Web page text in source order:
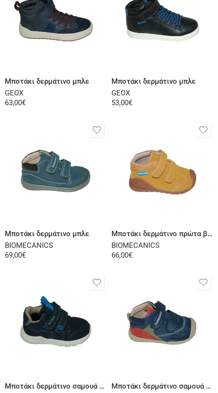
Μποτάκι δερμάτινο μπλε
GEOX
63,00€
Μποτάκι δερμάτινο μπλε
GEOX
53,00€
Μποτάκι δερμάτινο μπλε
BIOMECANICS
69,00€
Μποτάκι δερμάτινο πρώτα βήματα βακετί
BIOMECANICS
66,00€
Μποτάκι δερμάτινο σαμουά πρώτα βήματα μπλε Μποτάκι δερμάτινο σαμουά πρώτα βήματα μπλε